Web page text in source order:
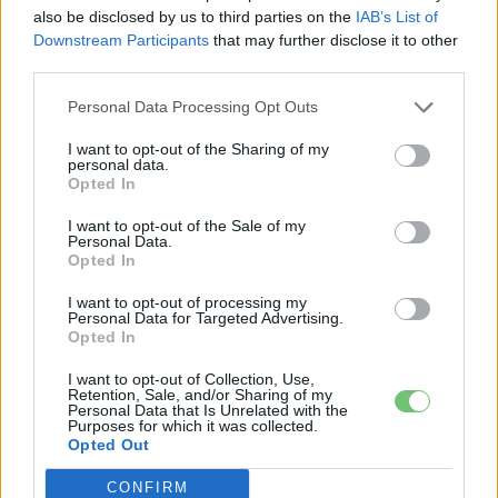
also be disclosed by us to third parties on the IAB’s List of
Downstream Participants that may further disclose it to other
Personal Data Processing Opt Outs
I want to opt-out of the Sharing of my
personal data.
Opted In
I want to opt-out of the Sale of my
Personal Data.
Opted In
I want to opt-out of processing my
Personal Data for Targeted Advertising.
Opted In
I want to opt-out of Collection, Use,
Retention, Sale, and/or Sharing of my
Personal Data that Is Unrelated with the
Purposes for which it was collected.
Opted Out
CONFIRM
25 százalékkal sűrűbb energiát rejt az
Elektromos
az emberek
Akkumulátor
nem szabadul a kínai akkumulátoroktól